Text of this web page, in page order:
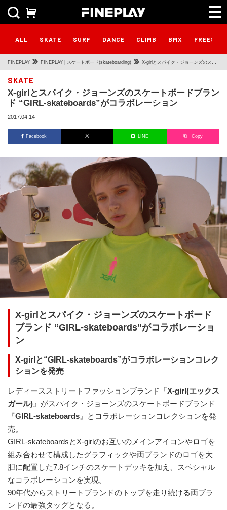
ALL SKATE SURF DANCE CLIMB BMX
FINEPLAY FINEPLAY | スケートボード(skateboarding) X-girlとスパイク・ジョーンズのスケ
skateboards”がコラボレーション
SKATE
X-girlとスパイク・ジョーンズのスケートボードブラン
ド “GIRL-skateboards”がコラボレーション
2017.04.14
Facebook LINE Copy
X-girlとスパイク・ジョーンズのスケートボード
ブランド “GIRL-skateboards”がコラボレーショ
ン
X-girlと“GIRL-skateboards”がコラボレーションコレク
ションを発売
レディースストリートファッションブランド『X-girl(エックス
ガール) 』がスパイク・ジョーンズのスケートボードブランド
『GIRL-skateboards 』とコラボレーションコレクションを発
売。
GIRL-skateboardsとX-girlのお互いのメインアイコンやロゴを
組み合わせて構成したグラフィックや両ブランドのロゴを大
胆に配置した7.8インチのスケートデッキを加え、スペシャル
なコラボレーションを実現。
90年代からストリートブランドのトップを走り続ける両ブラ
ンドの最強タッグとなる。